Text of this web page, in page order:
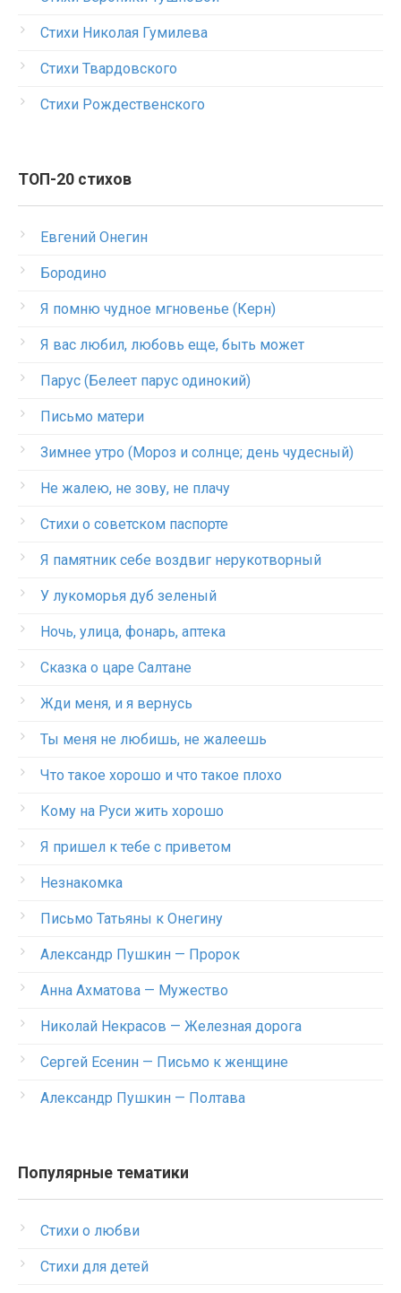
Стихи Николая Гумилева
Стихи Твардовского
Стихи Рождественского
ТОП-20 стихов
Евгений Онегин
Бородино
Я помню чудное мгновенье (Керн)
Я вас любил, любовь еще, быть может
Парус (Белеет парус одинокий)
Письмо матери
Зимнее утро (Мороз и солнце; день чудесный)
Не жалею, не зову, не плачу
Стихи о советском паспорте
Я памятник себе воздвиг нерукотворный
У лукоморья дуб зеленый
Ночь, улица, фонарь, аптека
Сказка о царе Салтане
Жди меня, и я вернусь
Ты меня не любишь, не жалеешь
Что такое хорошо и что такое плохо
Кому на Руси жить хорошо
Я пришел к тебе с приветом
Незнакомка
Письмо Татьяны к Онегину
Александр Пушкин — Пророк
Анна Ахматова — Мужество
Николай Некрасов — Железная дорога
Сергей Есенин — Письмо к женщине
Александр Пушкин — Полтава
Популярные тематики
Стихи о любви
Стихи для детей